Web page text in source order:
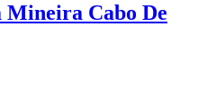
Mineira Cabo De